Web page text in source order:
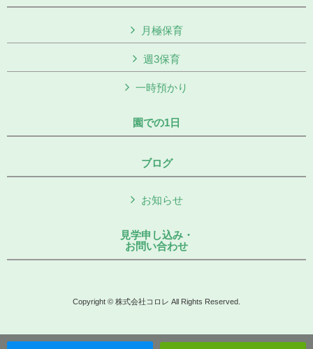
月極保育
週3保育
一時預かり
園での1日
ブログ
お知らせ
見学申し込み・
お問い合わせ
Copyright © 株式会社コロレ All Rights Reserved.